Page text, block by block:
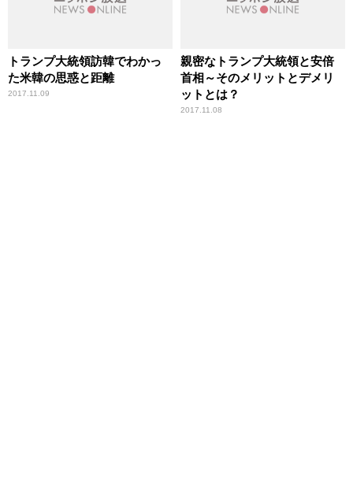
トランプ大統領訪韓でわかっ
た米韓の思惑と距離
2017.11.09
親密なトランプ大統領と安倍
首相～そのメリットとデメリ
ットとは？
2017.11.08